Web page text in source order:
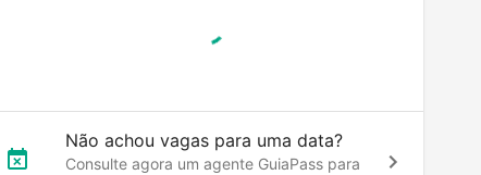
Não achou vagas para uma data?
Consulte agora um agente GuiaPass para